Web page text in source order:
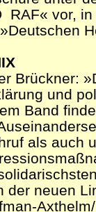
RAF« vor,
Brückner:
und
Band
als auch
der neuen